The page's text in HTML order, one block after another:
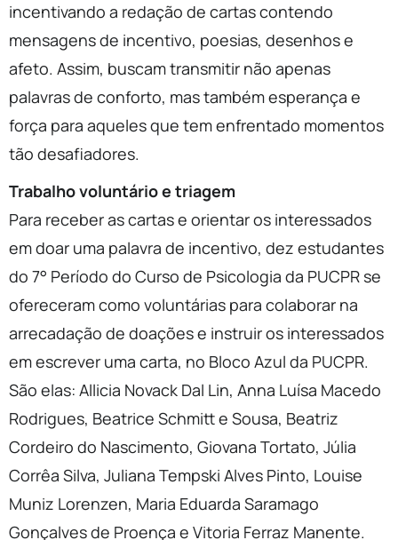
incentivando a redação de cartas contendo
mensagens de incentivo, poesias, desenhos e
afeto. Assim, buscam transmitir não apenas
palavras de conforto, mas também esperança e
força para aqueles que tem enfrentado momentos
tão desafiadores.
Trabalho voluntário e triagem
Para receber as cartas e orientar os interessados
em doar uma palavra de incentivo, dez estudantes
do 7° Período do Curso de Psicologia da PUCPR se
ofereceram como voluntárias para colaborar na
arrecadação de doações e instruir os interessados
em escrever uma carta, no Bloco Azul da PUCPR.
São elas: Allicia Novack Dal Lin, Anna Luísa Macedo
Rodrigues, Beatrice Schmitt e Sousa, Beatriz
Cordeiro do Nascimento, Giovana Tortato, Júlia
Corrêa Silva, Juliana Tempski Alves Pinto, Louise
Muniz Lorenzen, Maria Eduarda Saramago
Gonçalves de Proença e Vitoria Ferraz Manente.